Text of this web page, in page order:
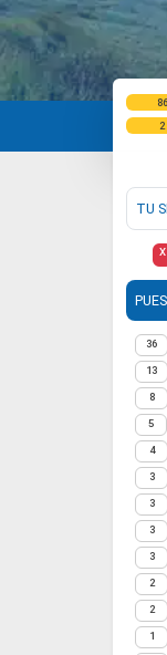
86
2
TU
X
36
13
8
5
4
3
3
3
3
2
2
1